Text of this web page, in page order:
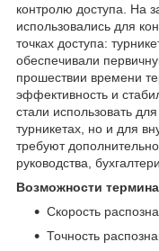
контролю доступа. На
использовались для
точках доступа:
обеспечивали
прошествии времени
эффективность и
стали использовать
турникетах, но и для
требуют
руководства,
Возможности
Скорость
Точность